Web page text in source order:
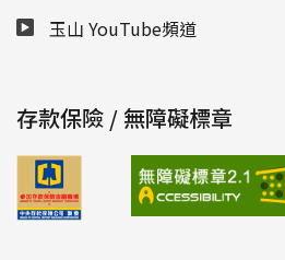
玉山 YouTube頻道
存款保險 / 無障礙標章